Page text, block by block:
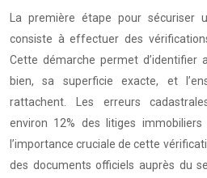
La première étape pour sécuriser
consiste à effectuer des
Cette démarche permet d’identifier
bien, sa superficie exacte, et
rattachent. Les erreurs
environ 12% des litiges
l’importance cruciale de cette
des documents officiels auprès du